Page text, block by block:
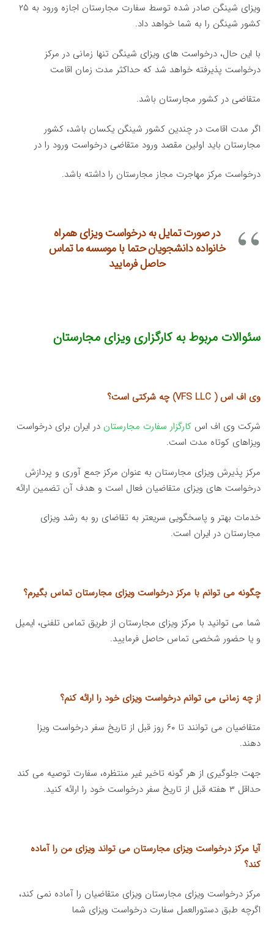
ویزای شینگن صادر شده توسط سفارت مجارستان اجازه ورود به ۲۵
کشور شینگن را به شما خواهد داد.
با این حال، درخواست های ویزای شینگن تنها زمانی در مرکز
درخواست پذیرفته خواهد شد که حداکثر مدت زمان اقامت
متقاضی در کشور مجارستان باشد.
اگر مدت اقامت در چندین کشور شینگن یکسان باشد، کشور
مجارستان باید اولین مقصد ورود متقاضی درخواست ورود را در
درخواست مرکز مهاجرت مجاز مجارستان را داشته باشد.
در صورت تمایل به درخواست ویزای همراه
خانواده دانشجویان حتما با موسسه ما تماس
حاصل فرمایید
سئوالات مربوط به کارگزاری ویزای مجارستان
وی اف اس ( VFS LLC) چه شرکتی است؟
شرکت وی اف اسکارگزار سفارت مجارستان در ایران برای درخواست
ویزاهای کوتاه مدت است.
مرکز پذیرش ویزای مجارستان به عنوان مرکز جمع آوری و پردازش
درخواست های ویزای متقاضیان فعال است و هدف آن تضمین ارائه
خدمات بهتر و پاسخگویی سریعتر به تقاضای رو به رشد ویزای
مجارستان در ایران است.
چگونه می توانم با مرکز درخواست ویزای مجارستان تماس بگیرم؟
شما می توانید با مرکز ویزای مجارستان از طریق تماس تلفنی، ایمیل
و یا حضور شخصی تماس حاصل فرمایید.
از چه زمانی می توانم درخواست ویزای خود را ارائه کنم؟
متقاضیان می توانند تا ۶۰ روز قبل از تاریخ سفر درخواست ویزا
دهند.
جهت جلوگیری از هر گونه تاخیر غیر منتظره، سفارت توصیه می کند
حداقل ۳ هفته قبل از تاریخ سفر درخواست خود را ارائه کنید.
آیا مرکز درخواست ویزای مجارستان می تواند ویزای من را آماده
کند؟
مرکز درخواست ویزای مجارستان ویزای متقاضیان را آماده نمی کند،
اگرچه طبق دستورالعمل سفارت درخواست ویزای شما